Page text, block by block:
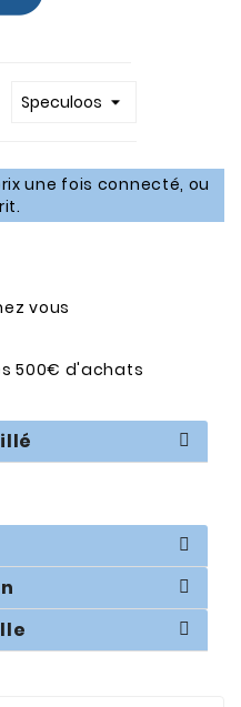
une fois connecté, ou
vous
500€ d'achats